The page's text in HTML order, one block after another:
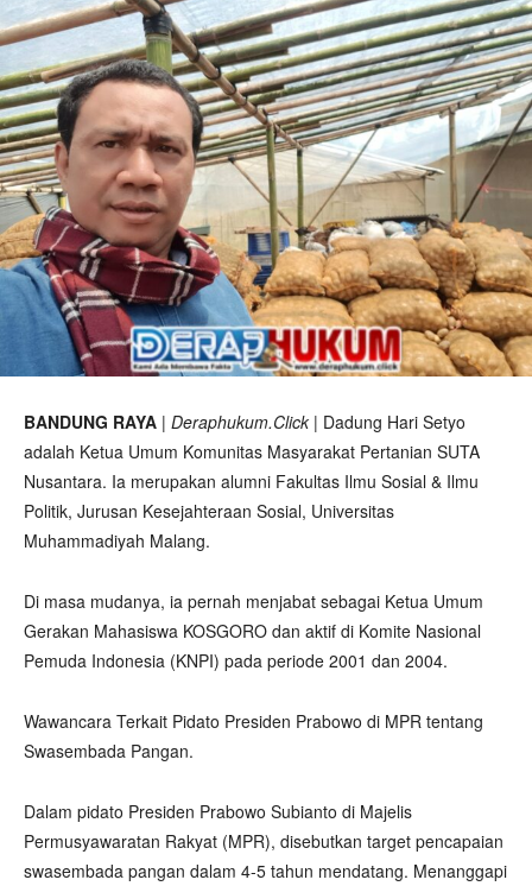
BANDUNG RAYA | Deraphukum.Click | Dadung Hari Setyo
adalah Ketua Umum Komunitas Masyarakat Pertanian SUTA
Nusantara. Ia merupakan alumni Fakultas Ilmu Sosial & Ilmu
Politik, Jurusan Kesejahteraan Sosial, Universitas
Muhammadiyah Malang.
Di masa mudanya, ia pernah menjabat sebagai Ketua Umum
Gerakan Mahasiswa KOSGORO dan aktif di Komite Nasional
Pemuda Indonesia (KNPI) pada periode 2001 dan 2004.
Wawancara Terkait Pidato Presiden Prabowo di MPR tentang
Swasembada Pangan.
Dalam pidato Presiden Prabowo Subianto di Majelis
Permusyawaratan Rakyat (MPR), disebutkan target pencapaian
swasembada pangan dalam 4-5 tahun mendatang. Menanggapi